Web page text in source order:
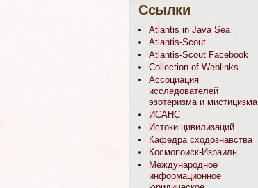
Ссылки
Atlantis in Java Sea
Atlantis-Scout
Atlantis-Scout Facebook
Collection of Weblinks
Ассоциация
исследователей
эзотеризма и мистицизма
ИСАНС
Истоки цивилизаций
Кафедра сходознавства
Космопоиск-Израиль
Международное
информационное